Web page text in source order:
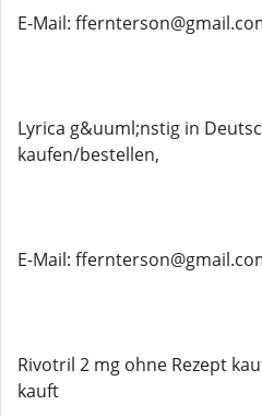
E-Mail:
Lyrica g&uuml;nstig in
kaufen/bestellen,
E-Mail:
Rivotril 2 mg ohne Rezept
kauft